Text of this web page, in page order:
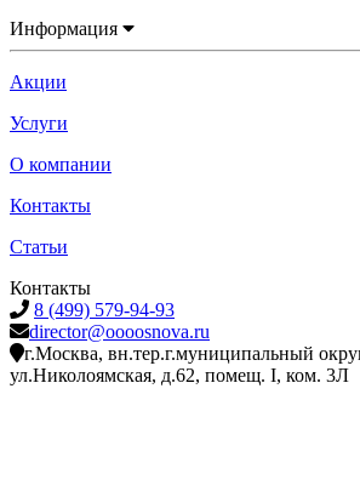
Информация
Акции
Услуги
О компании
Контакты
Статьи
Контакты
8 (499) 579-94-93
director@oooosnova.ru
г.Москва, вн.тер.г.муниципальный
ул.Николоямская, д.62, помещ. I, ком. 3Л